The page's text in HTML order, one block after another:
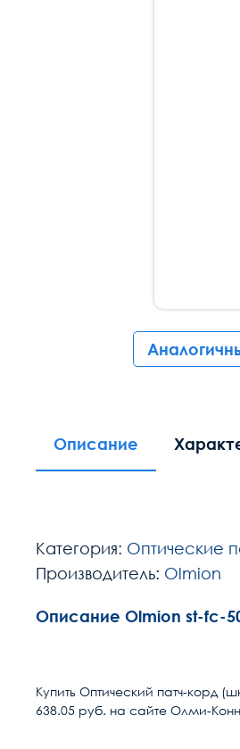
Описание
Категория: Оптические
Производитель: Olmion
Описание Olmion st-fc-
Разъем 1
Условия доставки
Купить Оптический патч-корд
638.05 руб. на сайте Олми-